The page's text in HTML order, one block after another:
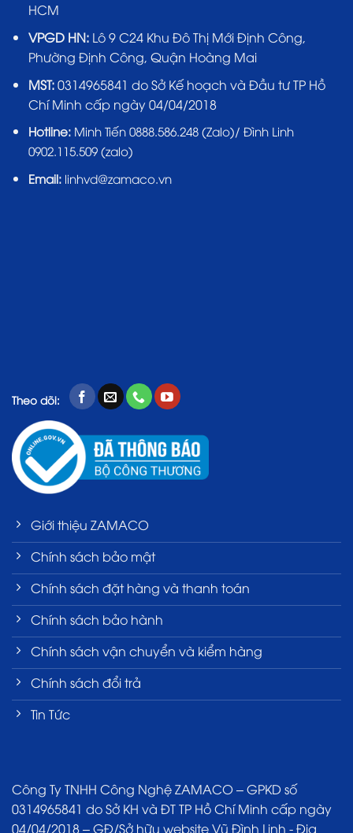
HCM
VPGD HN:Lô 9 C24 Khu Đô Thị Mới Định Công,
Phường Định Công, Quận Hoàng Mai
MST:0314965841 do Sở Kế hoạch và Đầu tư TP Hồ
Chí Minh cấp ngày 04/04/2018
Hotline: Minh Tiến 0888.586.248 (Zalo)/ Đình Linh
0902.115.509 (zalo)
Email:linhvd@zamaco.vn
Theo dõi:
Giới thiệu ZAMACO
Chính sách bảo mật
Chính sách đặt hàng và thanh toán
Chính sách bảo hành
Chính sách vận chuyển và kiểm hàng
Chính sách đổi trả
Tin Tức
Công Ty TNHH Công Nghệ ZAMACO – GPKD số
0314965841 do Sở KH và ĐT TP Hồ Chí Minh cấp ngày
04/04/2018 – GĐ/Sở hữu website Vũ Đình Linh - Địa